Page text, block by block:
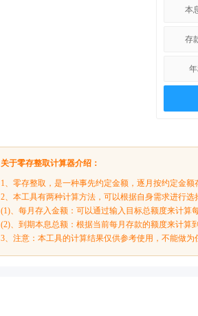
本
存
关于零存整取计算器介绍：
1、零存整取，是一种事先约定金额，逐月按约定金额
2、本工具有两种计算方法，可以根据自身需求进行选
(1)、每月存入金额：可以通过输入目标总额度来计算
(2)、到期本息总额：根据当前每月存款的额度来计算
3、注意：本工具的计算结果仅供参考使用，不能做为